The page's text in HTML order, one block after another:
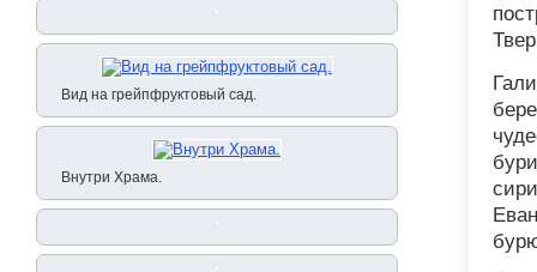
Вид на грейпфруктовый сад.
Внутри Храма.